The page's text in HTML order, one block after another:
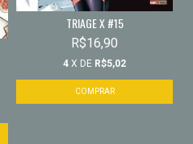
TRIAGE X #15
R$16,90
4 X DE R$5,02